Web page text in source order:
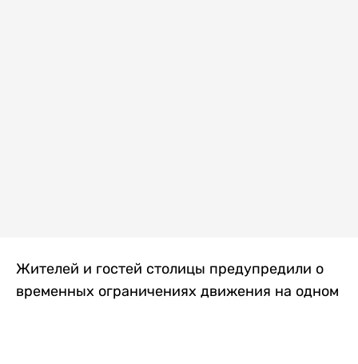
Жителей и гостей столицы предупредили о
временных ограничениях движения на одном